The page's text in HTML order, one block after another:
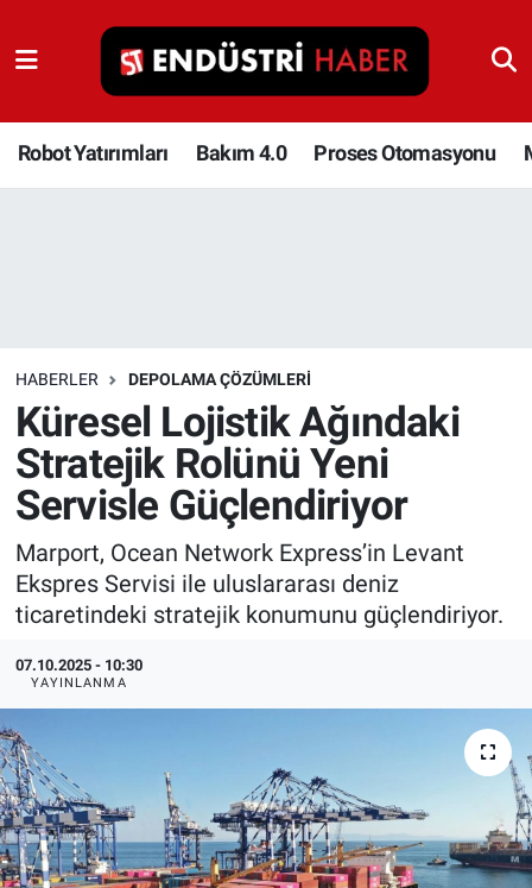
Robot Yatırımları Bakım 4.0 Proses Otomasyonu
HABERLER DEPOLAMA ÇÖZÜMLERI
Küresel Lojistik Ağındaki
Stratejik Rolünü Yeni
Servisle Güçlendiriyor
Marport, Ocean Network Express’in Levant
Ekspres Servisi ile uluslararası deniz
ticaretindeki stratejik konumunu güçlendiriyor.
07.10.2025 - 10:30
YAYINLANMA
Robot Yatırımları
Bakım 4.0
Depolama Çözümleri
İnşaat ve Malzeme
HaberOrtak
EndüstriST
Enerjisini Üreten Fabrikalar